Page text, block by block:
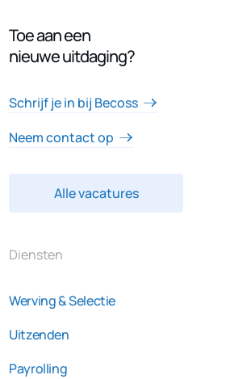
Toe aan een
nieuwe uitdaging?
Schrijf je in bij Becoss
Neem contact op
Alle vacatures
Diensten
Werving & Selectie
Uitzenden
Payrolling